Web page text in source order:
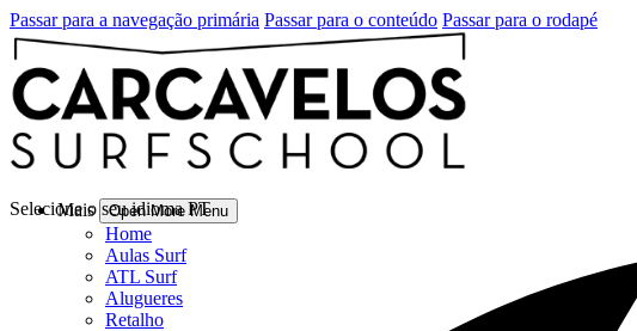
Passar para a navegação primária Passar para o conteúdo Passar para o rodapé
Mais Open More Menu
Home
Aulas Surf
ATL Surf
Alugueres
Retalho
Selecione o seu idioma PT